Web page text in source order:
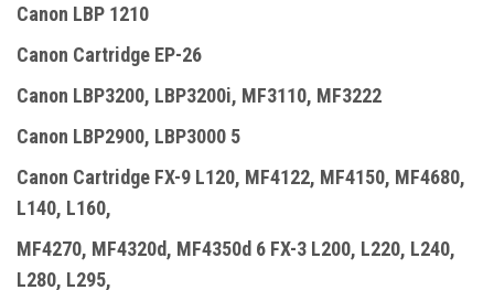
Canon LBP 1210
Canon Cartridge EP-26
Canon LBP3200, LBP3200i, MF3110, MF3222
Canon LBP2900, LBP3000 5
Canon Cartridge FX-9 L120, MF4122, MF4150, MF4680,
L140, L160,
MF4270, MF4320d, MF4350d 6 FX-3 L200, L220, L240,
L280, L295,